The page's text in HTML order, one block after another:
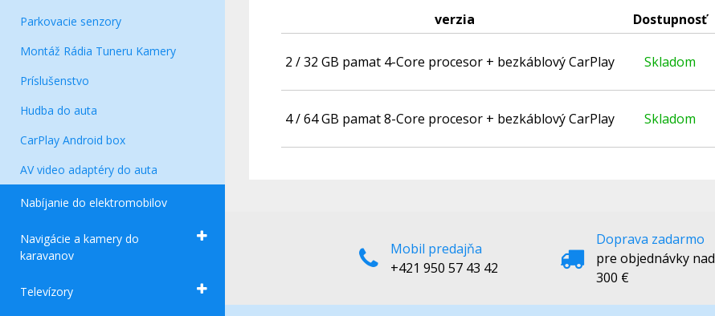
Parkovacie senzory
Montáž Rádia Tuneru Kamery
Príslušenstvo
Hudba do auta
CarPlay Android box
AV video adaptéry do auta
Nabíjanie do elektromobilov
Navigácie a kamery do
karavanov
Televízory
verzia Dostupnosť
2 / 32 GB pamat 4-Core procesor + bezkáblový CarPlay Skladom
4 / 64 GB pamat 8-Core procesor + bezkáblový CarPlay Skladom
Mobil predajňa
+421 950 57 43 42
Doprava zadarmo
pre objednávky nad
300 €